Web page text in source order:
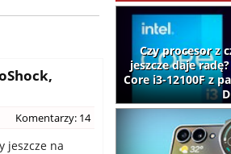
Komentarzy: 14
jeszcze na
Czy procesor z
jeszcze daje
Core i3-12100F z